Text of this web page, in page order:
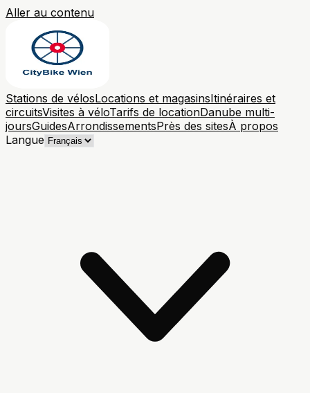
Aller au contenu
Stations de vélosLocations et magasinsItinéraires et
circuitsVisites à véloTarifs de locationDanube multi-
joursGuidesArrondissementsPrès des sitesÀ propos
Langue